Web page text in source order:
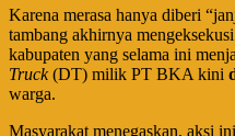
​Karena merasa hanya diberi
tambang akhirnya
kabupaten yang selama ini
Truck(DT) milik PT BKA kini
warga.
​Masyarakat menegaskan, aksi